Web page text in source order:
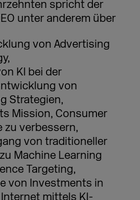
spricht der
unter anderem über
von Advertising
KI bei der
von
Strategien,
Mission, Consumer
zu verbessern,
von traditioneller
Machine Learning
Targeting,
von Investments in
mittels KI-